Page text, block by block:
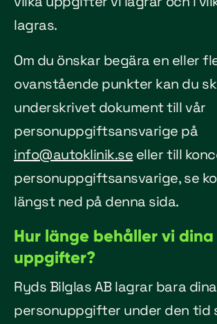
lagras.
Om du önskar begära en eller
ovanstående punkter kan du
underskrivet dokument till vår
personuppgiftsansvarige på
info@autoklinik.se eller till
personuppgiftsansvarige, se
längst ned på denna sida.
Hur länge behåller vi dina
uppgifter?
Ryds Bilglas AB lagrar bara dina
personuppgifter under den tid